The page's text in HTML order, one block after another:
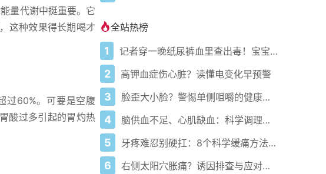
量代谢中挺重要。它
这种效果得长期喝才
过60%。可要是空腹
酸过多引起的胃灼热
全站热榜
1 记者穿一晚纸尿裤血里查出毒！宝宝血液浓度竟是成人的5倍？
2 高钾血症伤心脏？读懂电变化早预警
3 脸歪大小脸？警惕单侧咀嚼的健康陷阱
4 脑供血不足、心肌缺血：科学调理全攻略
5 牙疼难忍别硬扛：8个科学缓痛方法收好
6 右侧太阳穴胀痛？诱因排查与应对指南